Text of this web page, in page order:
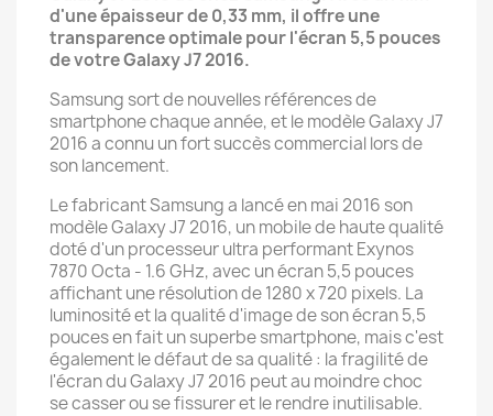
d'une épaisseur de 0,33 mm, il offre une
transparence optimale pour l'écran 5,5 pouces
de votre Galaxy J7 2016.
Samsung sort de nouvelles références de
smartphone chaque année, et le modèle Galaxy J7
2016 a connu un fort succès commercial lors de
son lancement.
Le fabricant Samsung a lancé en mai 2016 son
modèle Galaxy J7 2016, un mobile de haute qualité
doté d'un processeur ultra performant Exynos
7870 Octa - 1.6 GHz, avec un écran 5,5 pouces
affichant une résolution de 1280 x 720 pixels. La
luminosité et la qualité d'image de son écran 5,5
pouces en fait un superbe smartphone, mais c'est
également le défaut de sa qualité : la fragilité de
l'écran du Galaxy J7 2016 peut au moindre choc
se casser ou se fissurer et le rendre inutilisable.